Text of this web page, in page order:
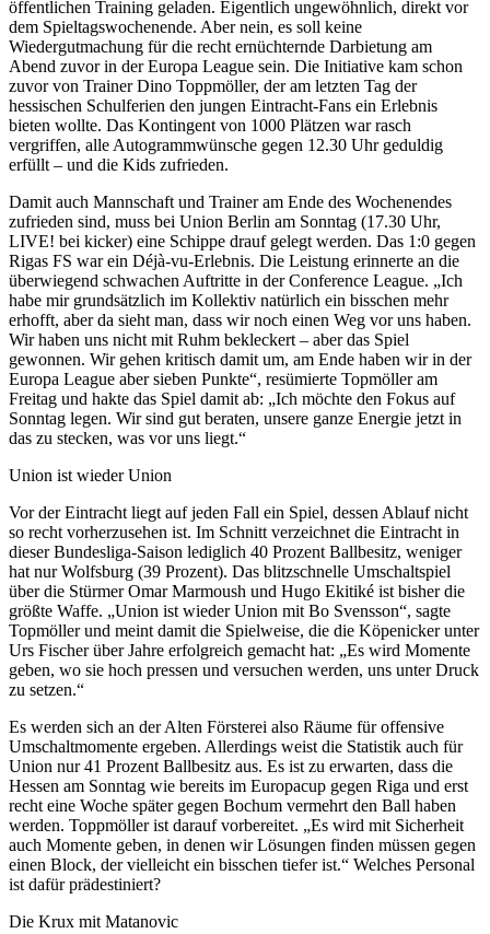
öffentlichen Training geladen. Eigentlich ungewöhnlich, direkt vor
dem Spieltagswochenende. Aber nein, es soll keine
Wiedergutmachung für die recht ernüchternde Darbietung am
Abend zuvor in der Europa League sein. Die Initiative kam schon
zuvor von Trainer Dino Toppmöller, der am letzten Tag der
hessischen Schulferien den jungen Eintracht-Fans ein Erlebnis
bieten wollte. Das Kontingent von 1000 Plätzen war rasch
vergriffen, alle Autogrammwünsche gegen 12.30 Uhr geduldig
erfüllt – und die Kids zufrieden.
Damit auch Mannschaft und Trainer am Ende des Wochenendes
zufrieden sind, muss bei Union Berlin am Sonntag (17.30 Uhr,
LIVE! bei kicker) eine Schippe drauf gelegt werden. Das 1:0 gegen
Rigas FS war ein Déjà-vu-Erlebnis. Die Leistung erinnerte an die
überwiegend schwachen Auftritte in der Conference League. „Ich
habe mir grundsätzlich im Kollektiv natürlich ein bisschen mehr
erhofft, aber da sieht man, dass wir noch einen Weg vor uns haben.
Wir haben uns nicht mit Ruhm bekleckert – aber das Spiel
gewonnen. Wir gehen kritisch damit um, am Ende haben wir in der
Europa League aber sieben Punkte“, resümierte Topmöller am
Freitag und hakte das Spiel damit ab: „Ich möchte den Fokus auf
Sonntag legen. Wir sind gut beraten, unsere ganze Energie jetzt in
das zu stecken, was vor uns liegt.“
Union ist wieder Union
Vor der Eintracht liegt auf jeden Fall ein Spiel, dessen Ablauf nicht
so recht vorherzusehen ist. Im Schnitt verzeichnet die Eintracht in
dieser Bundesliga-Saison lediglich 40 Prozent Ballbesitz, weniger
hat nur Wolfsburg (39 Prozent). Das blitzschnelle Umschaltspiel
über die Stürmer Omar Marmoush und Hugo Ekitiké ist bisher die
größte Waffe. „Union ist wieder Union mit Bo Svensson“, sagte
Topmöller und meint damit die Spielweise, die die Köpenicker unter
Urs Fischer über Jahre erfolgreich gemacht hat: „Es wird Momente
geben, wo sie hoch pressen und versuchen werden, uns unter Druck
zu setzen.“
Es werden sich an der Alten Försterei also Räume für offensive
Umschaltmomente ergeben. Allerdings weist die Statistik auch für
Union nur 41 Prozent Ballbesitz aus. Es ist zu erwarten, dass die
Hessen am Sonntag wie bereits im Europacup gegen Riga und erst
recht eine Woche später gegen Bochum vermehrt den Ball haben
werden. Toppmöller ist darauf vorbereitet. „Es wird mit Sicherheit
auch Momente geben, in denen wir Lösungen finden müssen gegen
einen Block, der vielleicht ein bisschen tiefer ist.“ Welches Personal
ist dafür prädestiniert?
Die Krux mit Matanovic